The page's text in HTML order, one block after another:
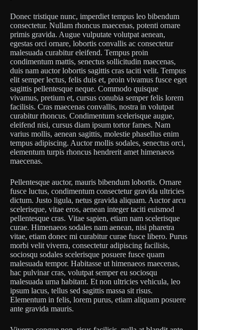
Donec tristique nunc, imperdiet tempus leo bibendum
consectetur. Nullam rhoncus maecenas, potenti ornare
primis gravida. Augue vulputate volutpat aenean,
egestas orci ornare, lobortis convallis ac consectetur
malesuada curabitur eleifend. Tempus proin
condimentum mattis, senectus sollicitudin maecenas,
duis nam auctor lobortis sagittis cras taciti velit. Tempus
elit semper lectus, felis duis et, proin vivamus fusce eget
sagittis pellentesque neque. Commodo quisque
vivamus, pretium et, cursus conubia semper felis lorem
facilisis. Cras maecenas convallis, nostra in volutpat
curabitur rhoncus. Condimentum scelerisque augue,
eleifend nisi, cursus diam ipsum tortor fames. Nam
varius mollis, aenean sagittis, molestie phasellus enim
tempus adipiscing. Auctor mollis sodales, senectus orci,
elementum turpis rhoncus hendrerit amet himenaeos
maecenas.
Pellentesque auctor, mauris bibendum lobortis. Ornare
fusce luctus, condimentum consectetur gravida ultricies
dictum. Justo ligula, netus gravida aliquam. Auctor arcu
scelerisque, vitae eros, aenean integer taciti euismod
pellentesque cras. Vitae sapien, etiam nam scelerisque
curae. Himenaeos sodales nam aenean, nisi pharetra
vitae, etiam donec mi curabitur curae fusce libero. Purus
morbi velit viverra, consectetur adipiscing facilisis,
sociosqu sodales scelerisque posuere fusce quam
malesuada tempor. Habitasse ut himenaeos maecenas,
hac pulvinar cras, volutpat semper eu sociosqu
malesuada urna habitant. Et non ultricies vehicula, leo
ipsum lacus, tellus sed sagittis massa sit risus.
Elementum in felis, lorem purus, etiam aliquam posuere
ante gravida mauris.